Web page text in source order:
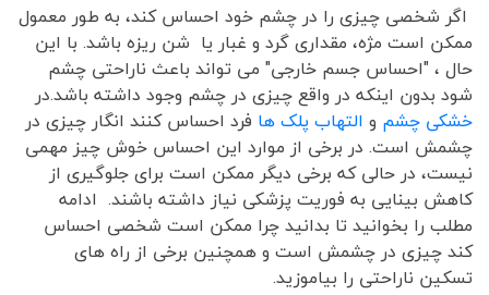
اگر شخصی چیزی را در چشم خود احساس کند، به طور معمول
ممکن است مژه، مقداری گرد و غبار یا شن ریزه باشد. با این
حال ، "احساس جسم خارجی" می تواند باعث ناراحتی چشم
شود بدون اینکه در واقع چیزی در چشم وجود داشته باشد.در
خشکی چشم و التهاب پلک ها فرد احساس کنند انگار چیزی در
چشمش است. در برخی از موارد این احساس خوش چیز مهمی
نیست، در حالی که برخی دیگر ممکن است برای جلوگیری از
کاهش بینایی به فوریت پزشکی نیاز داشته باشند. ادامه
مطلب را بخوانید تا بدانید چرا ممکن است شخصی احساس
کند چیزی در چشمش است و همچنین برخی از راه های
تسکین ناراحتی را بیاموزید.